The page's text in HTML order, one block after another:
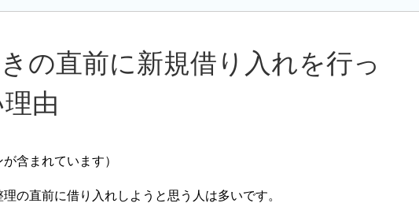
の直前に新規借り入れを行っ
由
含まれています）
の直前に借り入れしようと思う人は多いです。